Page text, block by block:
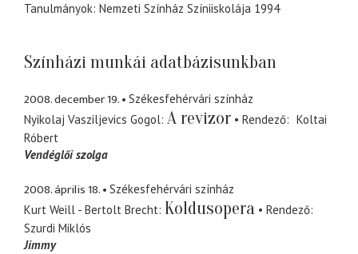
Tanulmányok: Nemzeti Színház Színiiskolája 1994
Színházi munkái adatbázisunkban
2008. december 19.
Székesfehérvári színház
Nyikolaj Vasziljevics Gogol A revizor Rendező
Koltai
Róbert
Vendéglői szolga
2008. április 18.
Székesfehérvári színház
Kurt Weill - Bertolt Brecht Koldusopera
Rendező
Szurdi Miklós
Jimmy